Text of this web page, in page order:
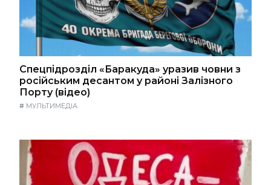
Спецпідрозділ «Баракуда» уразив човни з
російським десантом у районі Залізного
Порту (відео)
# МУЛЬТИМЕДІА